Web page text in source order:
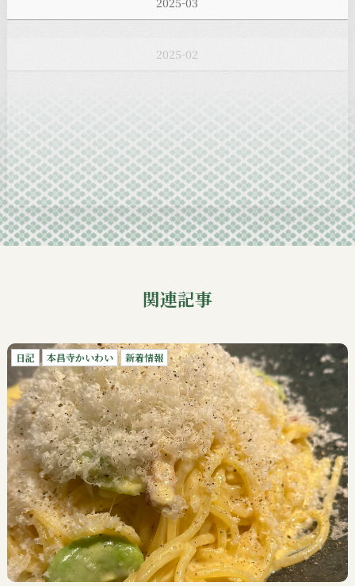
2025-02
2025-01
2024-11
2024-10
2024-09
関連記事
日記 本昌寺かいわい 新着情報